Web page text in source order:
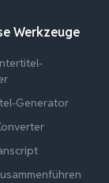
Werkzeuge
Generator